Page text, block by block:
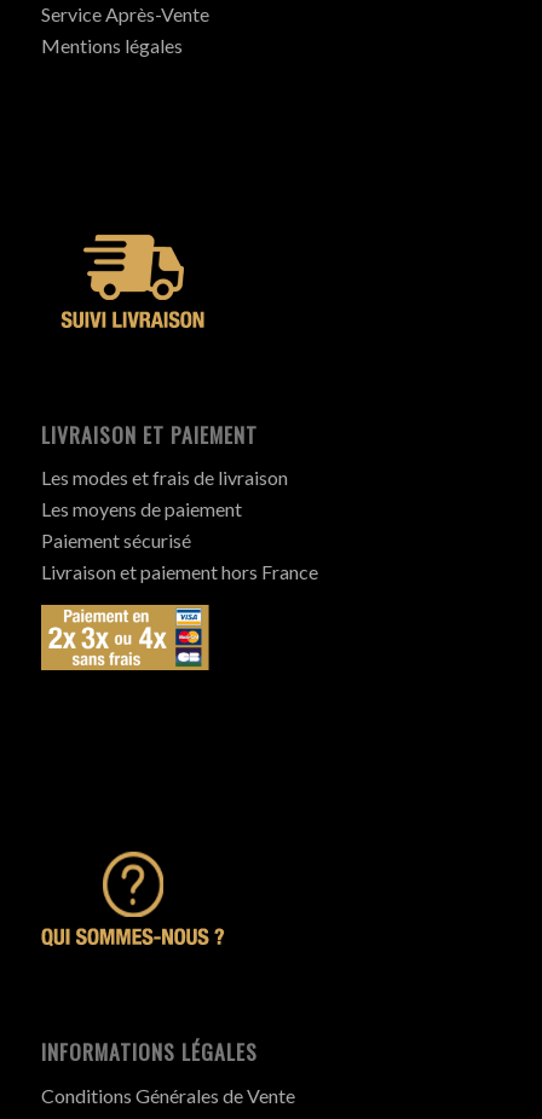
Service Après-Vente
Mentions légales
LIVRAISON ET PAIEMENT
Les modes et frais de livraison
Les moyens de paiement
Paiement sécurisé
Livraison et paiement hors France
INFORMATIONS LÉGALES
Conditions Générales de Vente